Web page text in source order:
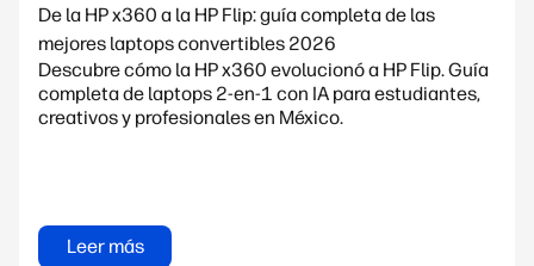
De la HP x360 a la HP Flip: guía completa de las
mejores laptops convertibles 2026
Descubre cómo la HP x360 evolucionó a HP Flip. Guía
completa de laptops 2-en-1 con IA para estudiantes,
creativos y profesionales en México.
Leer más